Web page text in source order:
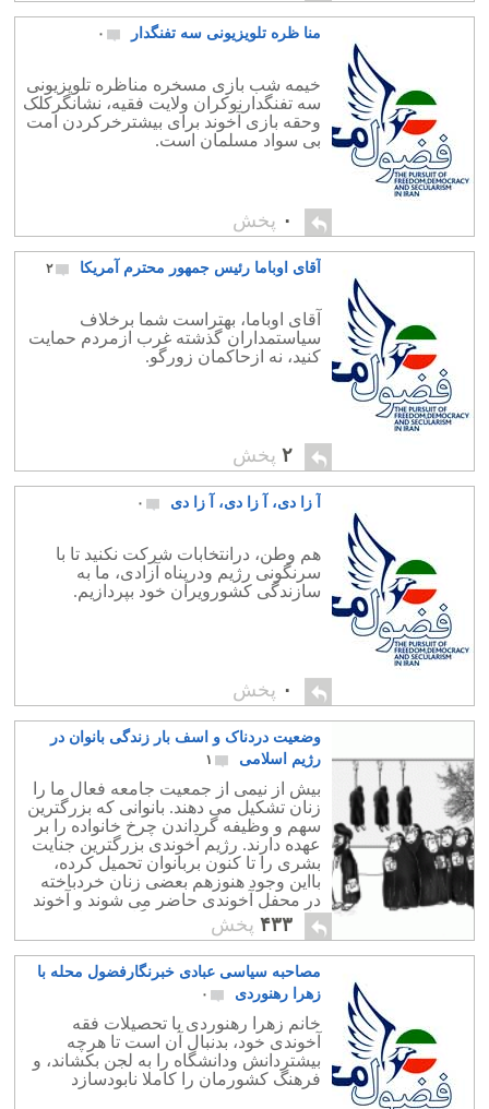
منا ظره تلویزیونی سه تفنگدار ۰
خیمه شب بازی مسخره مناظره تلویزیونی
سه تفنگدارنوکران ولایت فقیه، نشانگرکلک
وحقه بازی آخوند برای بیشترخرکردن امت
بی سواد مسلمان است.
۰ پخش
آقای اوباما رئیس جمهور محترم آمریکا ۲
آقای اوباما، بهتراست شما برخلاف
سیاستمداران گذشته غرب ازمردم حمایت
کنید، نه ازحاکمان زورگو.
۲ پخش
آ زا دی، آ زا دی، آ زا دی ۰
هم وطن، درانتخابات شرکت نکنید تا با
سرنگونی رژیم ودرپناه آزادی، ما به
سازندگی کشورویران خود بپردازیم.
۰ پخش
وضعیت دردناک و اسف بار زندگی بانوان در
رژیم اسلامی
۱
بیش از نیمی از جمعیت جامعه فعال ما را
زنان تشکیل می دهند. بانوانی که بزرگترین
سهم و وظیفه گرداندن چرخ خانواده را بر
عهده دارند. رژیم آخوندی بزرگترین جنایت
بشری را تا کنون بربانوان تحمیل کرده،
بااین وجود هنوزهم بعضی زنان خردباخته
در محفل آخوندی حاضر می شوند و آخوند
را همچنان بر سر قدرت نگاه می دارند.
۴۳۳ پخش
مصاحبه سیاسی عبادی خبرنگارفضول محله با
زهرا رهنوردی
۰
خانم زهرا رهنوردی با تحصیلات فقه
آخوندی خود، بدنبال آن است تا هرچه
بیشتردانش ودانشگاه را به لجن بکشاند، و
فرهنگ کشورمان را کاملا نابودسازد